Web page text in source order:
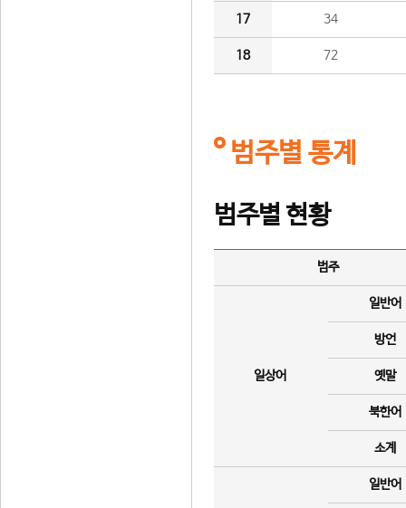
17 34
18 72
범주별 통계
범주별 현황
범주
일상어
일반어
방언
옛말
북한어
소계
일반어